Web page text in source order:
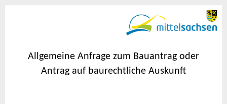
Allgemeine Anfrage zum Bauantrag oder
Antrag auf baurechtliche Auskunft